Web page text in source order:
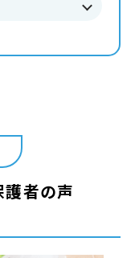
者の声